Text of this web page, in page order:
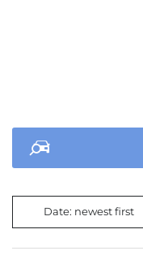
Date: newest first